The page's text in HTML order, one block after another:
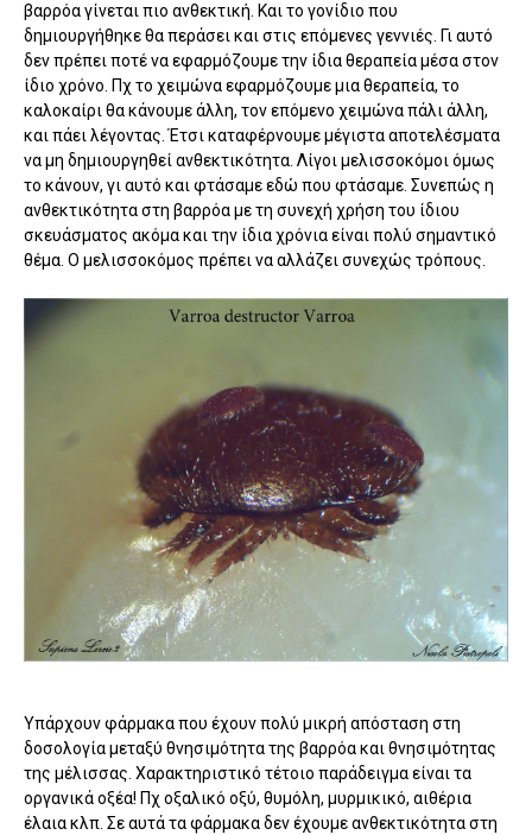
βαρρόα γίνεται πιο ανθεκτική. Και το γονίδιο που
δημιουργήθηκε θα περάσει και στις επόμενες γεννιές. Γι αυτό
δεν πρέπει ποτέ να εφαρμόζουμε την ίδια θεραπεία μέσα στον
ίδιο χρόνο. Πχ το χειμώνα εφαρμόζουμε μια θεραπεία, το
καλοκαίρι θα κάνουμε άλλη, τον επόμενο χειμώνα πάλι άλλη,
και πάει λέγοντας. Έτσι καταφέρνουμε μέγιστα αποτελέσματα
να μη δημιουργηθεί ανθεκτικότητα. Λίγοι μελισσοκόμοι όμως
το κάνουν, γι αυτό και φτάσαμε εδώ που φτάσαμε. Συνεπώς η
ανθεκτικότητα στη βαρρόα με τη συνεχή χρήση του ίδιου
σκευάσματος ακόμα και την ίδια χρόνια είναι πολύ σημαντικό
θέμα. Ο μελισσοκόμος πρέπει να αλλάζει συνεχώς τρόπους.
Υπάρχουν φάρμακα που έχουν πολύ μικρή απόσταση στη
δοσολογία μεταξύ θνησιμότητα της βαρρόα και θνησιμότητας
της μέλισσας. Χαρακτηριστικό τέτοιο παράδειγμα είναι τα
οργανικά οξέα! Πχ οξαλικό οξύ, θυμόλη, μυρμικικό, αιθέρια
έλαια κλπ. Σε αυτά τα φάρμακα δεν έχουμε ανθεκτικότητα στη